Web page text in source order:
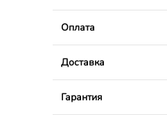
Оплата
Доставка
Гарантия